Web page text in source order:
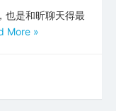
也是和昕聊天得最
More »